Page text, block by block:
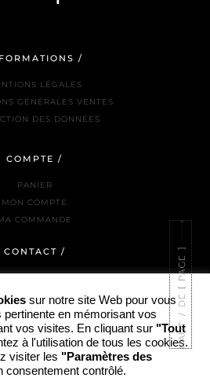
/
LÉGALES
GÉNÉRALES VENTES
DES DONNÉES
COMPTE /
PANIER
MON COMPTE
COMMANDE
CONTACT /
LA BOUTIQUE
INSTAGRAM
sur notre site Web pour vous
pertinente en mémorisant vos
vos visites. En cliquant sur "Tout
à l'utilisation de tous les cookies.
visiter les "Paramètres des
consentement contrôlé.